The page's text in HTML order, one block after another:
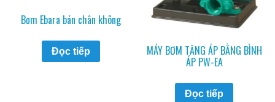
Bơm Ebara bán chân không
Đọc tiếp MÁY BƠM TĂNG ÁP BẰNG BÌNH
ÁP PW-EA
Đọc tiếp